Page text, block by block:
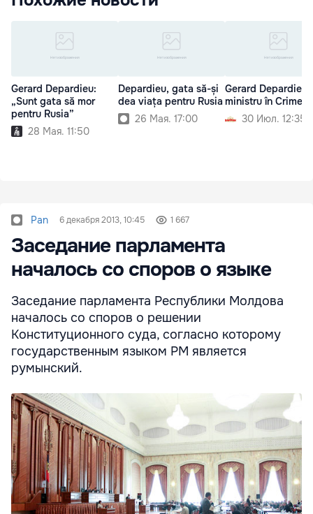
Gerard Depardieu:
„Sunt gata să mor
pentru Rusia”
28 Мая. 11:50
Depardieu, gata să-și
dea viața pentru Rusia
26 Мая. 17:00
Gerard Depardieu
ministru în Crimeea
30 Июл. 12:35
Pan 6 декабря 2013, 10:45 1 667
Заседание парламента
началось со споров о языке
Заседание парламента Республики Молдова
началось со споров о решении
Конституционного суда, согласно которому
государственным языком РМ является
румынский.